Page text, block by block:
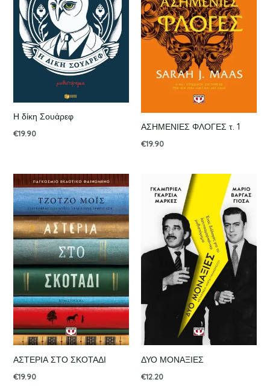
Η δίκη Σουάρεφ
€19.90
ΑΣΗΜΕΝΙΕΣ ΦΛΟΓΕΣ τ. 1
€19.90
ΑΣΤΕΡΙΑ ΣΤΟ ΣΚΟΤΑΔΙ
€19.90
ΔΥΟ ΜΟΝΑΞΙΕΣ
€12.20